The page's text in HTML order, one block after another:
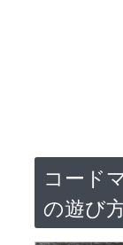
コード
の遊び